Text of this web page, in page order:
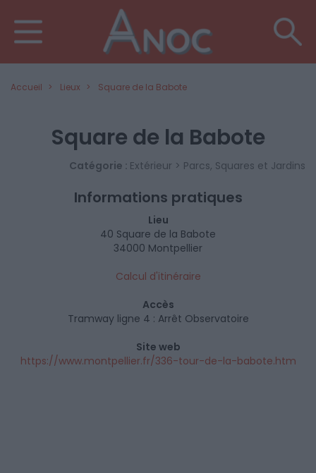
Accueil Lieux Square de la Babote
Square de la Babote
Catégorie : Extérieur > Parcs, Squares et Jardins
Informations pratiques
Lieu
40 Square de la Babote
34000 Montpellier
Calcul d'itinéraire
Accès
Tramway ligne 4 : Arrêt Observatoire
Site web
https://www.montpellier.fr/336-tour-de-la-babote.htm